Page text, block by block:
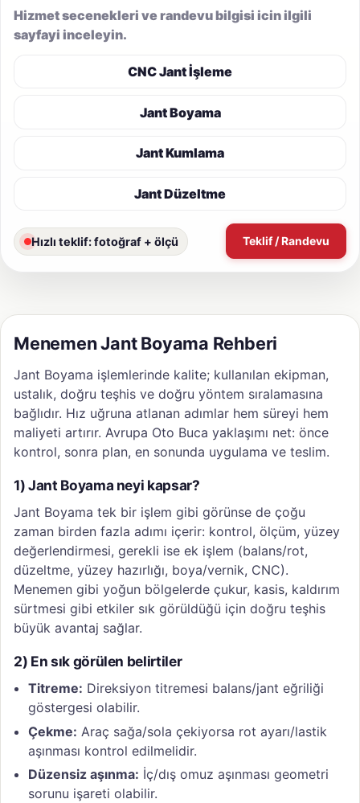
Hizmet secenekleri ve randevu bilgisi icin ilgili
sayfayi inceleyin.
CNC Jant İşleme
Jant Boyama
Jant Kumlama
Jant Düzeltme
Hızlı teklif: fotoğraf + ölçü Teklif / Randevu
Menemen Jant Boyama Rehberi
Jant Boyama işlemlerinde kalite; kullanılan ekipman,
ustalık, doğru teşhis ve doğru yöntem sıralamasına
bağlıdır. Hız uğruna atlanan adımlar hem süreyi hem
maliyeti artırır. Avrupa Oto Buca yaklaşımı net: önce
kontrol, sonra plan, en sonunda uygulama ve teslim.
1) Jant Boyama neyi kapsar?
Jant Boyama tek bir işlem gibi görünse de çoğu
zaman birden fazla adımı içerir: kontrol, ölçüm, yüzey
değerlendirmesi, gerekli ise ek işlem (balans/rot,
düzeltme, yüzey hazırlığı, boya/vernik, CNC).
Menemen gibi yoğun bölgelerde çukur, kasis, kaldırım
sürtmesi gibi etkiler sık görüldüğü için doğru teşhis
büyük avantaj sağlar.
2) En sık görülen belirtiler
Titreme: Direksiyon titremesi balans/jant eğriliği
göstergesi olabilir.
Çekme: Araç sağa/sola çekiyorsa rot ayarı/lastik
aşınması kontrol edilmelidir.
Düzensiz aşınma: İç/dış omuz aşınması geometri
sorunu işareti olabilir.